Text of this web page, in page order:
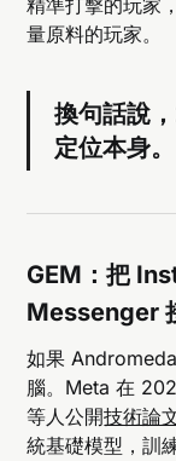
精準打擊的玩家
量原料的玩家。
換句話說
定位本身。
GEM：把
Messenger
如果
腦。Meta 在
等人公開技術論
統基礎模型，訓